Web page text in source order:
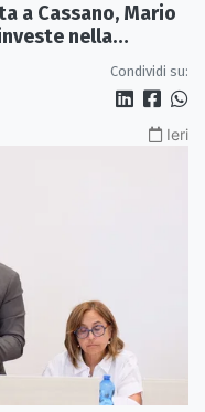
a Cassano, Mario
nella
Condividi su:
Ieri